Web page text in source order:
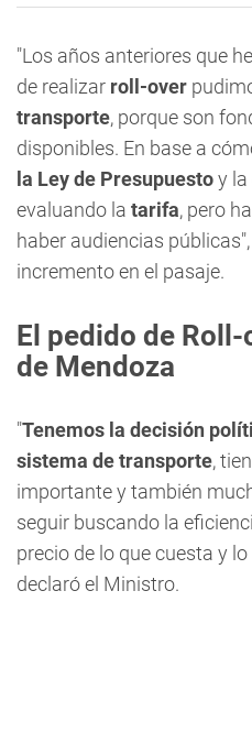
"Los años anteriores que
de realizar roll-over
transporte, porque son
disponibles. En base a
la Ley de Presupuestoy la
evaluando la tarifa, pero
haber audiencias
incremento en el pasaje.
El pedido de
de Mendoza
"Tenemos la decisión
sistema de transporte,
importante y también
seguir buscando la
precio de lo que cuesta y
declaró el Ministro.